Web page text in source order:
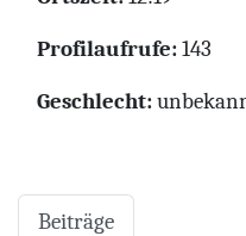
Profilaufrufe:143
Geschlecht:
Beiträge